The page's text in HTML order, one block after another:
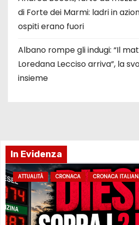
di Forte dei Marmi: ladri in
ospiti erano fuori
Albano rompe gli indugi: “Il
Loredana Lecciso arriva”, la
insieme
In Evidenza
ATTUALITÀ CRONACA CRONACA